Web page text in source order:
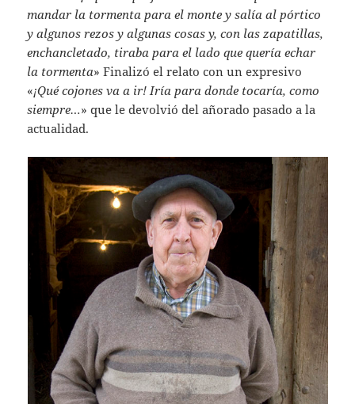
mandar la tormenta para el monte y salía al pórtico
y algunos rezos y algunas cosas y, con las zapatillas,
enchancletado, tiraba para el lado que quería echar
la tormenta» Finalizó el relato con un expresivo
«¡Qué cojones va a ir! Iría para donde tocaría, como
siempre…» que le devolvió del añorado pasado a la
actualidad.